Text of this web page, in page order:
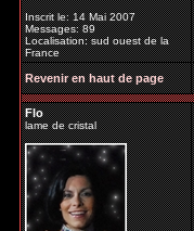
Inscrit le: 14 Mai 2007
Messages: 89
Localisation: sud ouest de la
France
Revenir en haut de page
Flo
lame de cristal